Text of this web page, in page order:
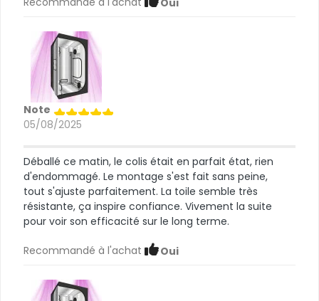
Oui
Note
05/08/2025
Déballé ce matin, le colis était en parfait état, rien
d'endommagé. Le montage s'est fait sans peine,
tout s'ajuste parfaitement. La toile semble très
résistante, ça inspire confiance. Vivement la suite
pour voir son efficacité sur le long terme.
Recommandé à l'achat Oui